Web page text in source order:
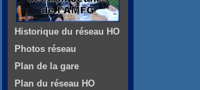
Historique du réseau HO
Photos réseau
Plan de la gare
Plan du réseau HO